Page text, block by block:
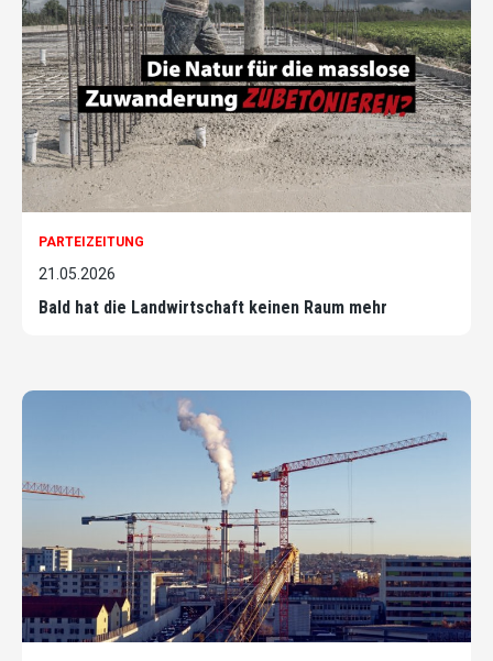
PARTEIZEITUNG
21.05.2026
Bald hat die Landwirtschaft keinen Raum mehr